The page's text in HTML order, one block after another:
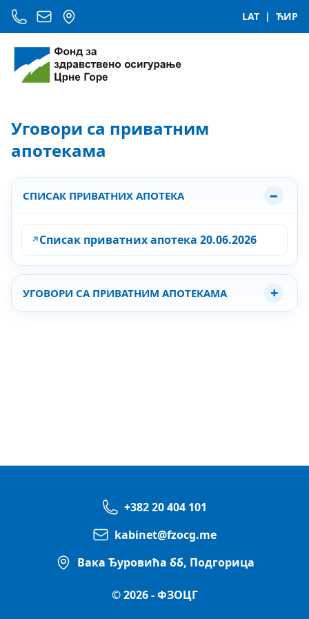
LAT | ЋИР
Уговори са приватним
апотекама
СПИСАК ПРИВАТНИХ АПОТЕКА
Списак приватних апотека 20.06.2026
УГОВОРИ СА ПРИВАТНИМ АПОТЕКАМА
+382 20 404 101
kabinet@fzocg.me
Вака Ђуровића бб, Подгорица
© 2026 - ФЗОЦГ